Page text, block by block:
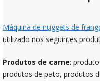
Máquina de nuggets de
utilizado nos seguintes
Produtos de carne:
produtos de pato, produtos